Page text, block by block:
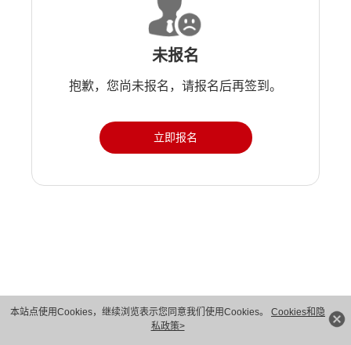
本站点使用Cookies，继续浏览表示您同意我们使用Cookies。 Cookies和隐
私政策>
未报名
抱歉，您尚未报名，请报名后再签到。
立即报名
版权所有 © 华为技术有限公司 1998-2026。 保留一切权利。粤A2-20044005号
隐私保护
法律声明